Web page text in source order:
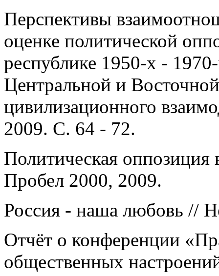
Перспективы
оценке политической
республике 1950-х -
Центральной и
цивилизационного
2009. С. 64 - 72.
Политическая
Пробел 2000, 2009.
Россия - наша любовь //
Отчёт о конференции
общественных